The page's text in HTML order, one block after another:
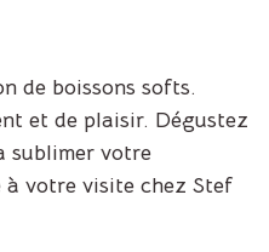
de boissons softs.
et de plaisir. Dégustez
sublimer votre
à votre visite chez Stef